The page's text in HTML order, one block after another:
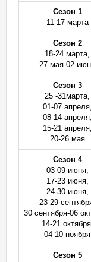
Сезон 1
11-17 марта
Сезон 2
18-24 марта,
27 мая-02
Сезон 3
25 -31марта,
01-07 апреля,
08-14 апреля,
15-21 апреля,
20-26 мая
Сезон 4
03-09 июня,
17-23 июня,
24-30 июня,
23-29
30 сентября-06
14-21
04-10 ноября
Сезон 5